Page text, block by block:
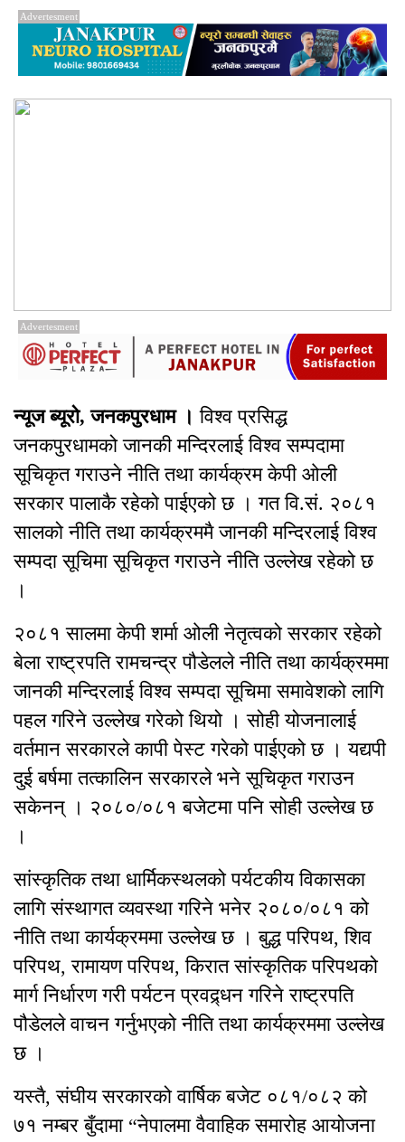
Advertesment
Advertesment
न्यूज ब्यूरो, जनकपुरधाम । विश्व प्रसिद्ध
जनकपुरधामको जानकी मन्दिरलाई विश्व सम्पदामा
सूचिकृत गराउने नीति तथा कार्यक्रम केपी ओली
सरकार पालाकै रहेको पाईएको छ । गत वि.सं. २०८१
सालको नीति तथा कार्यक्रममै जानकी मन्दिरलाई विश्व
सम्पदा सूचिमा सूचिकृत गराउने नीति उल्लेख रहेको छ
।
२०८१ सालमा केपी शर्मा ओली नेतृत्वको सरकार रहेको
बेला राष्ट्रपति रामचन्द्र पौडेलले नीति तथा कार्यक्रममा
जानकी मन्दिरलाई विश्व सम्पदा सूचिमा समावेशको लागि
पहल गरिने उल्लेख गरेको थियो । सोही योजनालाई
वर्तमान सरकारले कापी पेस्ट गरेको पाईएको छ । यद्यपी
दुई बर्षमा तत्कालिन सरकारले भने सूचिकृत गराउन
सकेनन् । २०८०/०८१ बजेटमा पनि सोही उल्लेख छ
।
सांस्कृतिक तथा धार्मिकस्थलको पर्यटकीय विकासका
लागि संस्थागत व्यवस्था गरिने भनेर २०८०/०८१ को
नीति तथा कार्यक्रममा उल्लेख छ । बुद्ध परिपथ, शिव
परिपथ, रामायण परिपथ, किरात सांस्कृतिक परिपथको
मार्ग निर्धारण गरी पर्यटन प्रवद्र्धन गरिने राष्ट्रपति
पौडेलले वाचन गर्नुभएको नीति तथा कार्यक्रममा उल्लेख
छ ।
यस्तै, संघीय सरकारको वार्षिक बजेट ०८१/०८२ को
७१ नम्बर बुँदामा “नेपालमा वैवाहिक समारोह आयोजना